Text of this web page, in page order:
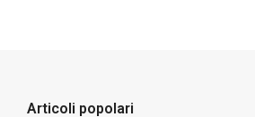
Articoli popolari